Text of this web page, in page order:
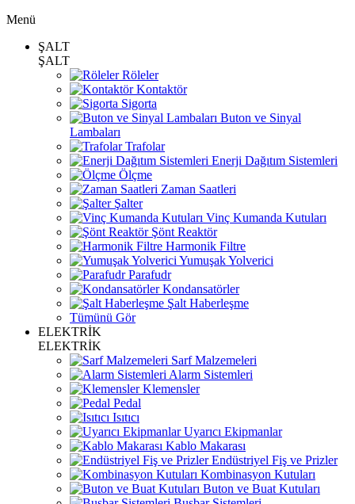
Menü
ŞALT
ŞALT
Röleler
Kontaktör
Sigorta
Buton ve Sinyal
Lambaları
Trafolar
Enerji Dağıtım Sistemleri
Ölçme
Zaman Saatleri
Şalter
Vinç Kumanda Kutuları
Şönt Reaktör
Harmonik Filtre
Yumuşak Yolverici
Parafudr
Kondansatörler
Şalt Haberleşme
Tümünü Gör
ELEKTRİK
ELEKTRİK
Sarf Malzemeleri
Alarm Sistemleri
Klemensler
Pedal
Isıtıcı
Uyarıcı Ekipmanlar
Kablo Makarası
Endüstriyel Fiş ve Prizler
Kombinasyon Kutuları
Buton ve Buat Kutuları